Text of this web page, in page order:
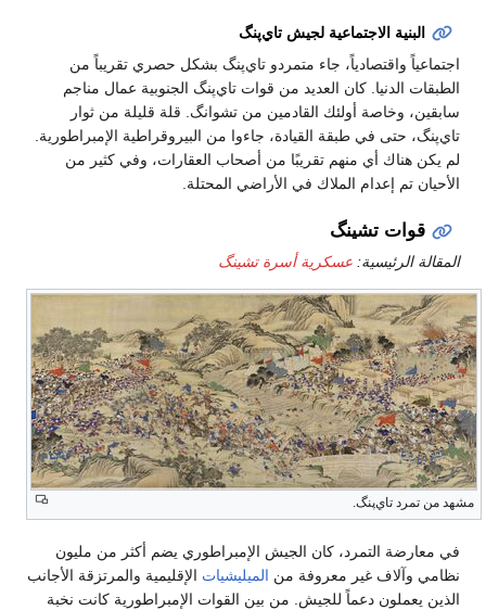
البنية الاجتماعية لجيش تاي‌پنگ
اجتماعياً واقتصادياً، جاء متمردو تاي‌پنگ بشكل حصري تقريباً من
الطبقات الدنيا. كان العديد من قوات تاي‌پنگ الجنوبية عمال مناجم
سابقين، وخاصة أولئك القادمين من تشوانگ. قلة قليلة من ثوار
تاي‌پنگ، حتى في طبقة القيادة، جاءوا من البيروقراطية الإمبراطورية.
لم يكن هناك أي منهم تقريبًا من أصحاب العقارات، وفي كثير من
الأحيان تم إعدام الملاك في الأراضي المحتلة.
قوات تشينگ
المقالة الرئيسية: عسكرية أسرة تشينگ
مشهد من تمرد تاي‌پنگ.
في معارضة التمرد، كان الجيش الإمبراطوري يضم أكثر من مليون
نظامي وآلاف غير معروفة من الميليشيات الإقليمية والمرتزقة الأجانب
الذين يعملون دعماً للجيش. من بين القوات الإمبراطورية كانت نخبة